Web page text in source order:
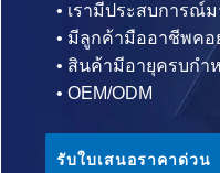
• เรามีประสบการณ์
• มีลูกค้ามืออาชีพคอ
• สินค้ามีอายุครบกำ
• OEM/ODM
รับใบเสนอราคาด่วน